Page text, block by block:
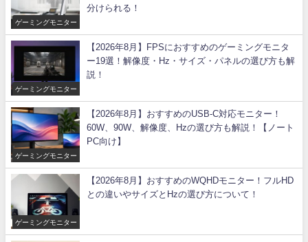
ゲーミングモニター
分けられる！
ゲーミングモニター
【2026年8月】FPSにおすすめのゲーミングモニタ
ー19選！解像度・Hz・サイズ・パネルの選び方も解
説！
ゲーミングモニター
【2026年8月】おすすめのUSB-C対応モニター！
60W、90W、解像度、Hzの選び方も解説！【ノート
PC向け】
ゲーミングモニター
【2026年8月】おすすめのWQHDモニター！フルHD
との違いやサイズとHzの選び方について！